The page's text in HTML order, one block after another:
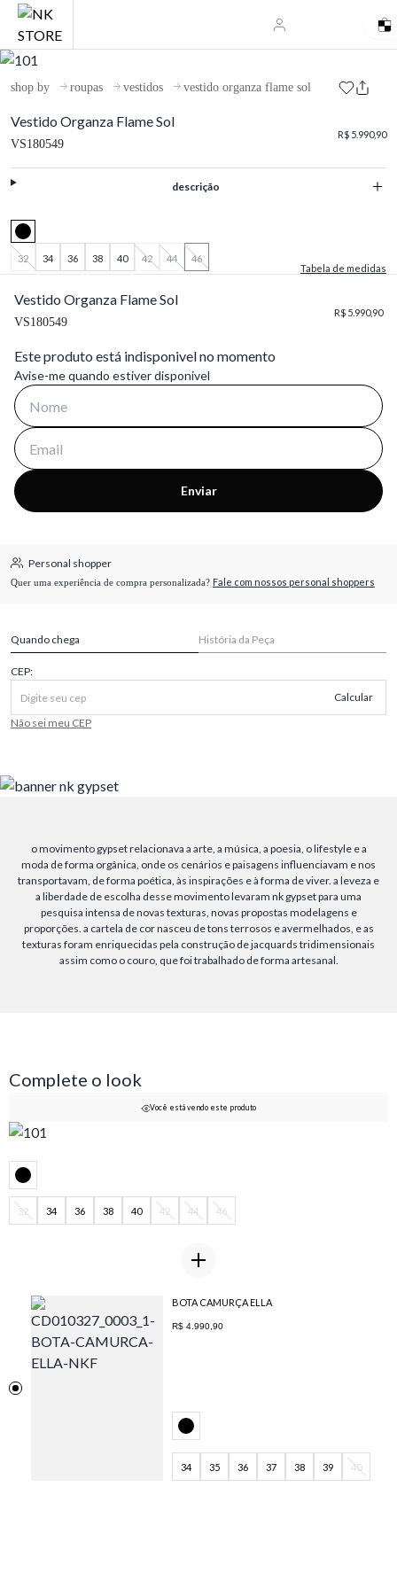
shop by roupas vestidos vestido organza flame sol
Vestido Organza Flame Sol
VS180549
R$ 5.990,90
descrição
32 34 36 38 40 42 44
46
Tabela de medidas
Vestido Organza Flame Sol
VS180549
R$ 5.990,90
Este produto está indisponivel no momento
Avise-me quando estiver disponivel
Enviar
Personal shopper
Quer uma experiência de compra personalizada? Fale com nossos personal shoppers
Quando chega História da Peça
CEP:
Calcular
Não sei meu CEP
o movimento gypset relacionava a arte, a música, a poesia, o lifestyle e a
moda de forma orgânica, onde os cenários e paisagens influenciavam e nos
transportavam, de forma poética, às inspirações e à forma de viver. a leveza e
a liberdade de escolha desse movimento levaram nk gypset para uma
pesquisa intensa de novas texturas, novas propostas modelagens e
proporções. a cartela de cor nasceu de tons terrosos e avermelhados, e as
texturas foram enriquecidas pela construção de jacquards tridimensionais
assim como o couro, que foi trabalhado de forma artesanal.
Complete o look
Você está vendo este produto
32 34 36 38 40 42 44 46
BOTA CAMURÇA ELLA
R$ 4.990,90
34 35 36 37 38 39 40